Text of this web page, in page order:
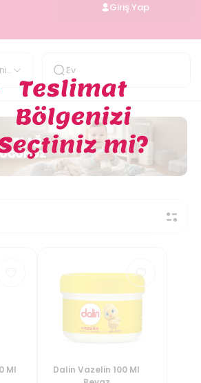
Giriş Yap
Ml
Dalin Vazelin 100 Ml